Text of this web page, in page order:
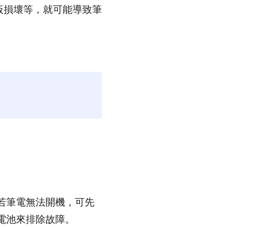
損壞等，就可能導致筆
筆電無法開機，可先
來排除故障。